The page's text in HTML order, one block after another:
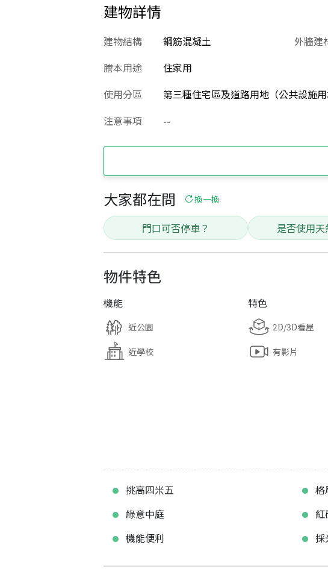
建物詳情
建物結構 鋼筋混凝土 外牆建
謄本用途
住家用
使用分區
第三種住宅區及道路用地（公共設施
注意事項
--
大家都在問 換一換
門口可否停車？ 是否使用天
物件特色
機能
近公園
近學校
特色
2D/3D看屋
有影片
挑高四米五 格
綠意中庭
紅
機能便利
採